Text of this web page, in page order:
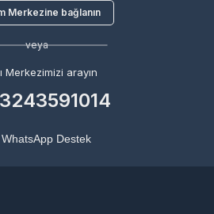
Merkezine bağlanın
veya
Merkezimizi arayın
WhatsApp Destek